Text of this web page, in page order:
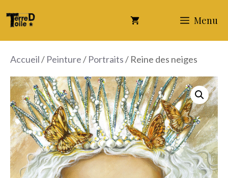
contenu
Menu
Accueil/ Peinture/ Portraits/ Reine des neiges